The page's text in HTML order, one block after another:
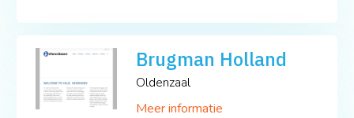
Brugman Holland
Oldenzaal
Meer informatie